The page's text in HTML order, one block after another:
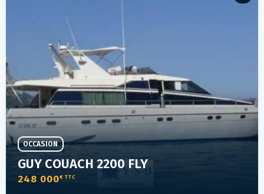
GUY COUACH 2200 FLY
248 000€ TTC
OCCASION